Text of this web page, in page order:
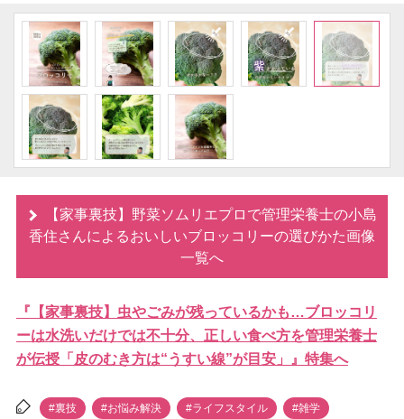
【家事裏技】野菜ソムリエプロで管理栄養士の小島
香住さんによるおいしいブロッコリーの選びかた画像
一覧へ
『【家事裏技】虫やごみが残っているかも…ブロッコリ
ーは水洗いだけでは不十分、正しい食べ方を管理栄養士
が伝授「皮のむき方は“うすい線”が目安」』特集へ
#裏技 #お悩み解決 #ライフスタイル #雑学